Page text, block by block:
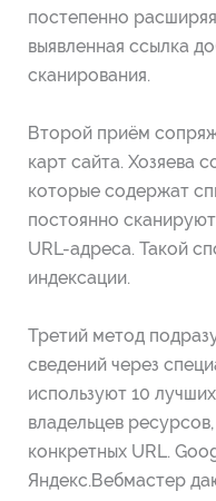
постепенно
выявленная ссылка
сканирования.
Второй приём
карт сайта. Хозяева
которые содержат
постоянно
URL-адреса. Такой
индексации.
Третий метод
сведений через
используют 10
владельцев
конкретных URL.
Яндекс.Вебмастер